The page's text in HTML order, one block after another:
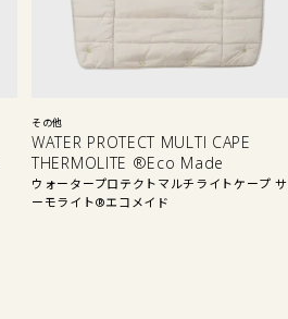
その他
WATER PROTECT MULTI CAPE
THERMOLITE ®Eco Made
ウォータープロテクトマルチライトケープ サ
ーモライト®エコメイド